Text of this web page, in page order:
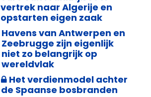
vertrek naar Algerije en
opstarten eigen zaak
Havens van Antwerpen en
Zeebrugge zijn eigenlijk
niet zo belangrijk op
wereldvlak
Het verdienmodel achter
de Spaanse bosbranden